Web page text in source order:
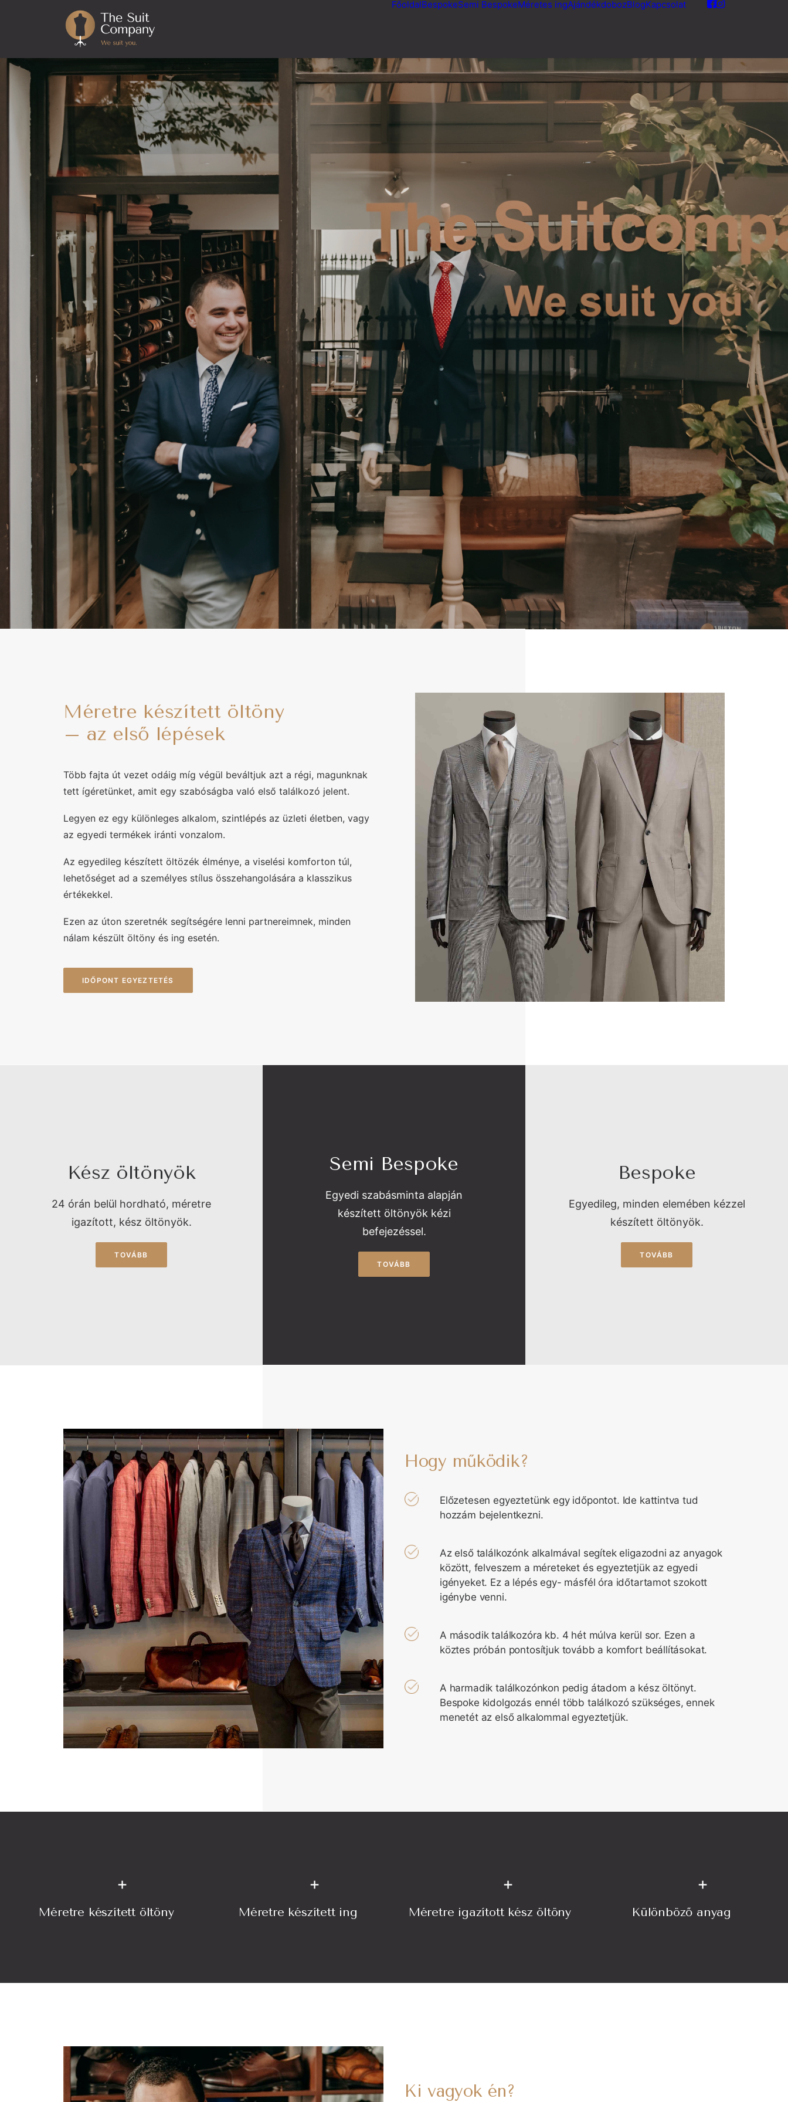
FőoldalBespokeSemi BespokeMéretes ingAjándékdobozBlogKapcsolat
Méretre készített öltöny
– az első lépések
Több fajta út vezet odáig míg végül beváltjuk azt a régi, magunknak
tett ígéretünket, amit egy szabóságba való első találkozó jelent.
Legyen ez egy különleges alkalom, szintlépés az üzleti életben, vagy
az egyedi termékek iránti vonzalom.
Az egyedileg készített öltözék élménye, a viselési komforton túl,
lehetőséget ad a személyes stílus összehangolására a klasszikus
értékekkel.
Ezen az úton szeretnék segítségére lenni partnereimnek, minden
nálam készült öltöny és ing esetén.
IDŐPONT EGYEZTETÉS
Kész öltönyök
24 órán belül hordható, méretre
igazított, kész öltönyök.
TOVÁBB
Semi Bespoke
Egyedi szabásminta alapján
készített öltönyök kézi
befejezéssel.
TOVÁBB
Bespoke
Egyedileg, minden elemében kézzel
készített öltönyök.
TOVÁBB
Hogy működik?
Előzetesen egyeztetünk egy időpontot. Ide kattintva tud
hozzám bejelentkezni.
Az első találkozónk alkalmával segítek eligazodni az anyagok
között, felveszem a méreteket és egyeztetjük az egyedi
igényeket. Ez a lépés egy- másfél óra időtartamot szokott
igénybe venni.
A második találkozóra kb. 4 hét múlva kerül sor. Ezen a
köztes próbán pontosítjuk tovább a komfort beállításokat.
A harmadik találkozónkon pedig átadom a kész öltönyt.
Bespoke kidolgozás ennél több találkozó szükséges, ennek
menetét az első alkalommal egyeztetjük.
+
Méretre készített öltöny
+
Méretre készített ing
+
Méretre igazított kész öltöny
+
Különböző anyag
Ki vagyok én?